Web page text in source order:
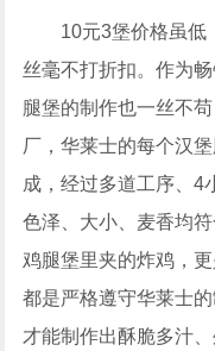
10元3堡价格虽低
丝毫不打折扣。作为
腿堡的制作也一丝不
厂，华莱士的每个汉
成，经过多道工序、4
色泽、大小、麦香均
鸡腿堡里夹的炸鸡，
都是严格遵守华莱士
才能制作出酥脆多汁